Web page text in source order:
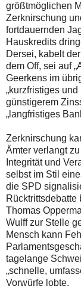
größtmöglichen
Zerknirschung
fortdauernden
Hauskredits
Dersei, kabelt
dem Off, sei auf
Geerkens im
„kurzfristiges
günstigerem
„langfristiges
Zerknirschung
Ämter verlangt
Integrität und
selbst im Stil
die SPD
Rücktrittsdebatte
Thomas
Wulff zur Stelle
Mensch kann
tagelange
„schnelle,
Vorwürfe lobte.